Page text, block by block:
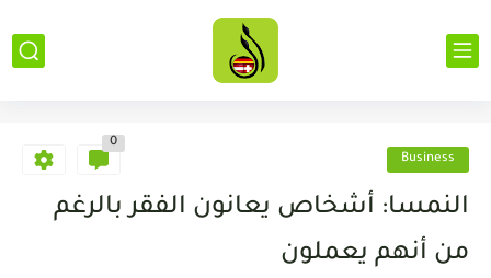
Business
0
النمسا: أشخاص يعانون الفقر بالرغم
من أنهم يعملون